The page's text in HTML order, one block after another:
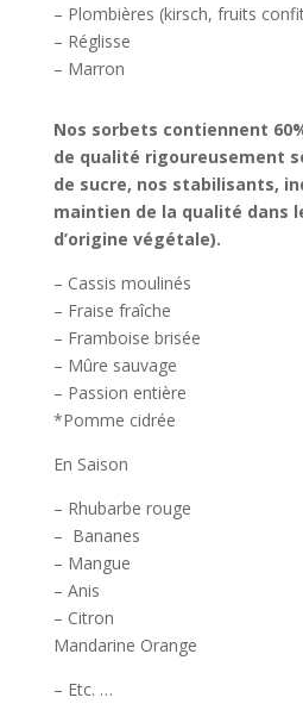
– Plombières (kirsch, fruits
– Réglisse
– Marron
Nos sorbets contiennent
de qualité rigoureusement
de sucre, nos stabilisants,
maintien de la qualité dans
d’origine végétale).
– Cassis moulinés
– Fraise fraîche
– Framboise brisée
– Mûre sauvage
– Passion entière
*Pomme cidrée
En Saison
– Rhubarbe rouge
– Bananes
– Mangue
– Anis
– Citron
Mandarine Orange
– Etc. …